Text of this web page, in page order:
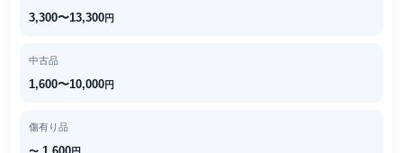
3,300〜13,300円
中古品
1,600〜10,000円
傷有り品